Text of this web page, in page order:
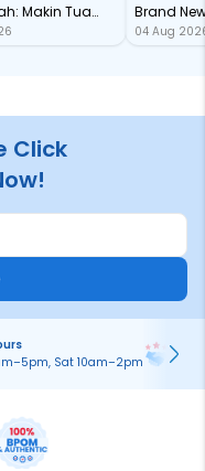
Makin Tua
Brand
Baru
04 Aug
Click
Sat 10am–2pm